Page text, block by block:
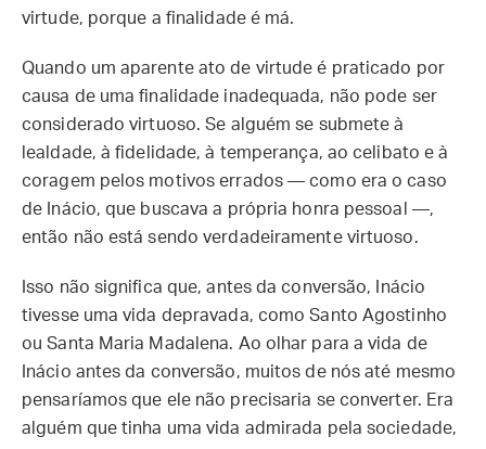
virtude, porque a finalidade é má.
Quando um aparente ato de virtude é praticado por
causa de uma finalidade inadequada, não pode ser
considerado virtuoso. Se alguém se submete à
lealdade, à fidelidade, à temperança, ao celibato e à
coragem pelos motivos errados — como era o caso
de Inácio, que buscava a própria honra pessoal —,
então não está sendo verdadeiramente virtuoso.
Isso não significa que, antes da conversão, Inácio
tivesse uma vida depravada, como Santo Agostinho
ou Santa Maria Madalena. Ao olhar para a vida de
Inácio antes da conversão, muitos de nós até mesmo
pensaríamos que ele não precisaria se converter. Era
alguém que tinha uma vida admirada pela sociedade,